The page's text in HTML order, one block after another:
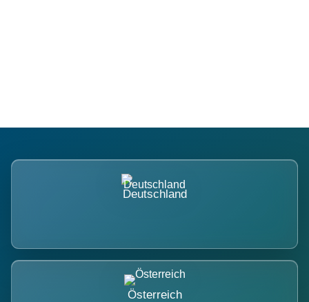
Deutschland
Österreich